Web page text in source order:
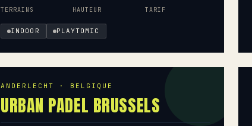
TERRAINS HAUTEUR TARIF
INDOOR PLAYTOMIC
ANDERLECHT · BELGIQUE
URBAN PADEL BRUSSELS